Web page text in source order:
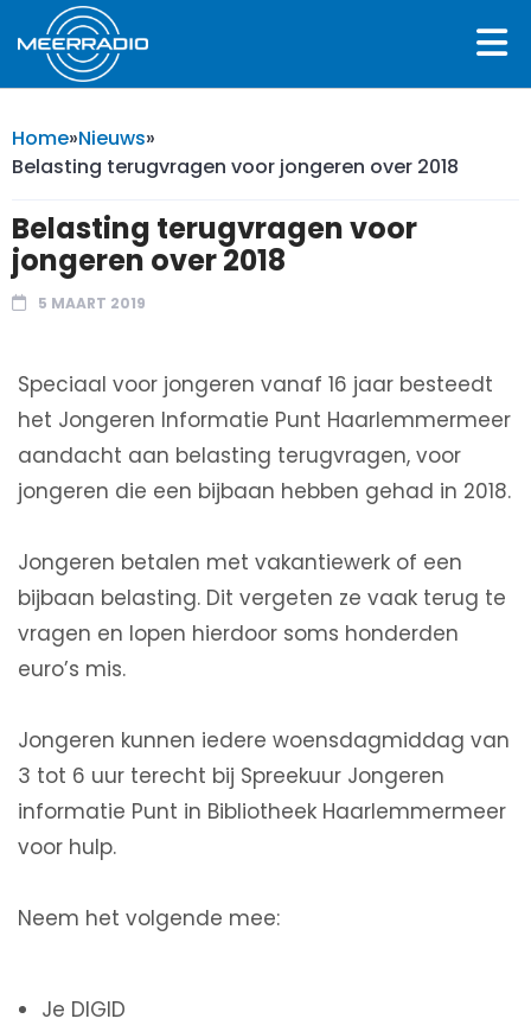
Home»Nieuws»
Belasting terugvragen voor jongeren over 2018
Belasting terugvragen voor
jongeren over 2018
5 MAART 2019
Speciaal voor jongeren vanaf 16 jaar besteedt
het Jongeren Informatie Punt Haarlemmermeer
aandacht aan belasting terugvragen, voor
jongeren die een bijbaan hebben gehad in 2018.
Jongeren betalen met vakantiewerk of een
bijbaan belasting. Dit vergeten ze vaak terug te
vragen en lopen hierdoor soms honderden
euro’s mis.
Jongeren kunnen iedere woensdagmiddag van
3 tot 6 uur terecht bij Spreekuur Jongeren
informatie Punt in Bibliotheek Haarlemmermeer
voor hulp.
Neem het volgende mee:
Je DIGID